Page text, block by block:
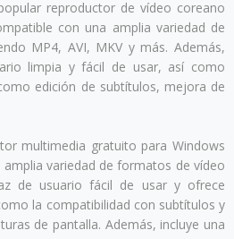
reproductor de vídeo coreano
con una amplia variedad de
MP4, AVI, MKV y más. Además,
limpia y fácil de usar, así como
edición de subtítulos, mejora de
multimedia gratuito para Windows
variedad de formatos de vídeo
de usuario fácil de usar y ofrece
la compatibilidad con subtítulos y
de pantalla. Además, incluye una